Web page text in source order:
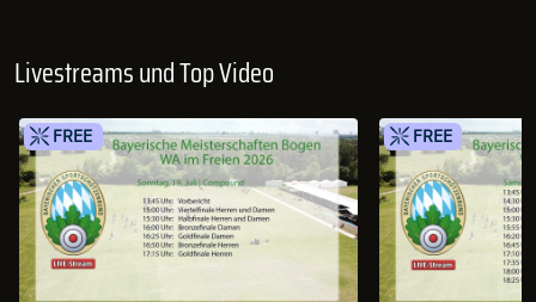
Livestreams und Top Video
FREE FREE